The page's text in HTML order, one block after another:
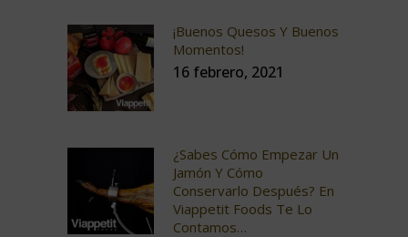
¡Buenos Quesos Y Buenos
Momentos!
16 febrero, 2021
¿Sabes Cómo Empezar Un
Jamón Y Cómo
Conservarlo Después? En
Viappetit Foods Te Lo
Contamos…